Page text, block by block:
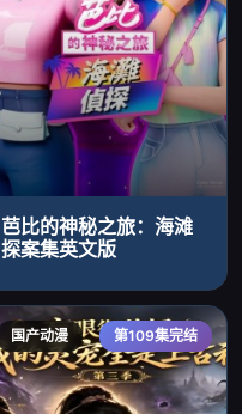
芭比的神秘之旅：海滩
探案集英文版
国产动漫 第109集完结